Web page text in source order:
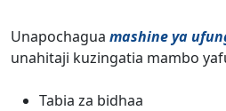
Unapochagua mashine ya
unahitaji kuzingatia mambo
Tabia za bidhaa